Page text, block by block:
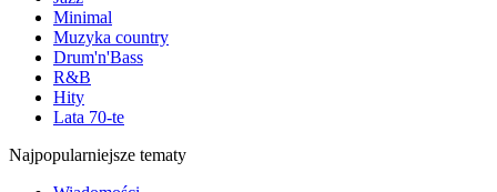
Minimal
Muzyka country
Drum'n'Bass
R&B
Hity
Lata 70-te
Najpopularniejsze tematy